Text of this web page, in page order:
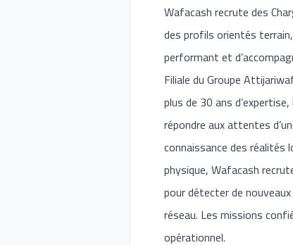
Wafacash recrute des
des profils orientés
performant et
Filiale du Groupe
plus de 30 ans
répondre aux attentes
connaissance des réalités
physique, Wafacash
pour détecter de
réseau. Les missions
opérationnel.